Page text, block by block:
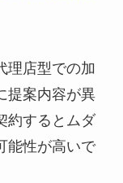
理店型での加
提案内容が異
約するとムダ
能性が高いで